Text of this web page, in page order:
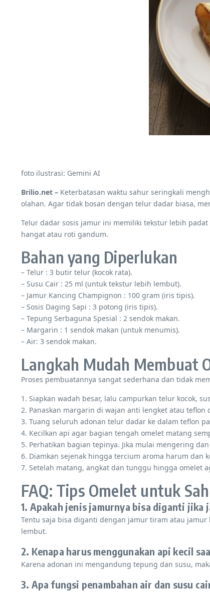
foto ilustrasi: Gemini AI
Brilio.net – Keterbatasan waktu sahur seringkali
olahan. Agar tidak bosan dengan telur dadar biasa,
Telur dadar sosis jamur ini memiliki tekstur lebih
hangat atau roti gandum.
Bahan yang Diperlukan
– Telur : 3 butir telur (kocok rata).
– Susu Cair : 25 ml (untuk tekstur lebih lembut).
– Jamur Kancing Champignon : 100 gram (iris tipis).
– Sosis Daging Sapi : 3 potong (iris tipis).
– Tepung Serbaguna Spesial : 2 sendok makan.
– Margarin : 1 sendok makan (untuk menumis).
– Air: 3 sendok makan.
Langkah Mudah Membuat
Proses pembuatannya sangat sederhana dan tidak
1. Siapkan wadah besar, lalu campurkan telur kocok,
2. Panaskan margarin di wajan anti lengket atau teflon
3. Tuang seluruh adonan telur dadar ke dalam teflon
4. Kecilkan api agar bagian tengah omelet matang
5. Perhatikan bagian tepinya. Jika mulai mengering
6. Diamkan sejenak hingga tercium aroma harum dan
7. Setelah matang, angkat dan tunggu hingga omelet
FAQ: Tips Omelet untuk
1. Apakah jenis jamurnya bisa diganti jika
Tentu saja bisa diganti dengan jamur tiram atau
lembut.
2. Kenapa harus menggunakan api kecil
Karena adonan ini mengandung tepung dan susu,
3. Apa fungsi penambahan air dan susu